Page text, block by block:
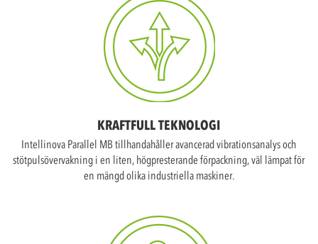
KRAFTFULL TEKNOLOGI
Intellinova Parallel MB tillhandahåller avancerad vibrationsanalys och
stötpulsövervakning i en liten, högpresterande förpackning, väl lämpat för
en mängd olika industriella maskiner.